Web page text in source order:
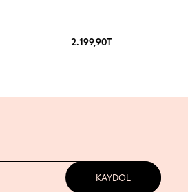
2.199,90TL
KAYDOL